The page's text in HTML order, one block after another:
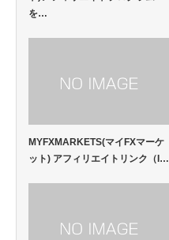
を…
MYFXMARKETS(マイFXマーケ
ット) アフィリエイトリンク（I…